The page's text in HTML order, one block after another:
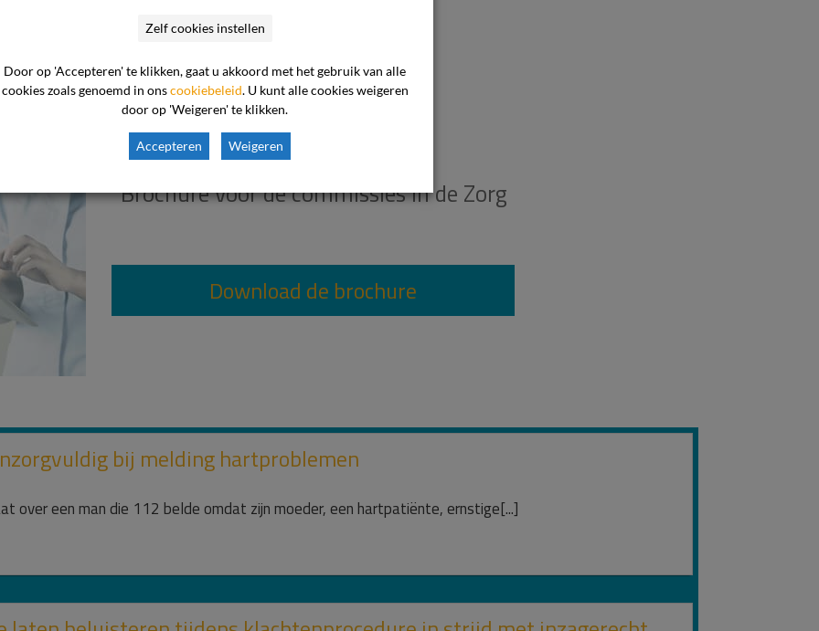
Ambulancezorg
Brochure voor de commissies in de Zorg
Download de brochure
bij melding hartproblemen
over een man die 112 belde omdat zijn moeder, een hartpatiënte, ernstige[...]
Zelf cookies instellen
Door op 'Accepteren' te klikken, gaat u akkoord met het gebruik van alle
cookies zoals genoemd in onscookiebeleid. U kunt alle cookies weigeren
door op 'Weigeren' te klikken.
Accepteren Weigeren